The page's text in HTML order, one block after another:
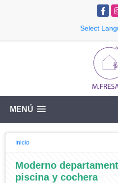
Select
MENÚ
Inicio
Moderno
piscina y cochera